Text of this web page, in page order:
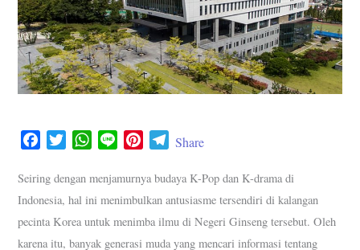
c
e
b
i
t
t
e
W
a
t
s
A
n
e
n
t
e
T
l
e
g
Share
Seiring dengan menjamurnya budaya K-Pop dan K-drama di
Indonesia, hal ini menimbulkan antusiasme tersendiri di kalangan
pecinta Korea untuk menimba ilmu di Negeri Ginseng tersebut. Oleh
karena itu, banyak generasi muda yang mencari informasi tentang